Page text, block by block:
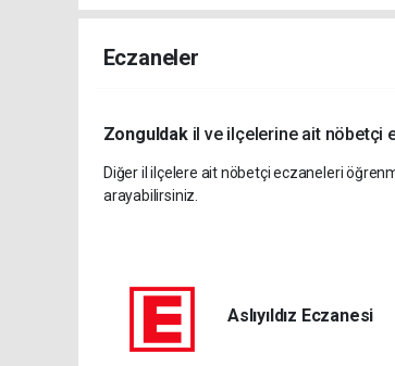
Eczaneler
Zonguldakil ve ilçelerine ait nöbetçi
Diğer il ilçelere ait nöbetçi eczaneleri
arayabilirsiniz.
Aslıyıldız Eczanesi